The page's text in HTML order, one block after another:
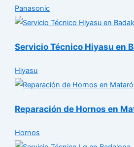
Panasonic
Servicio Técnico Hiyasu en
Hiyasu
Reparación de Hornos en
Hornos